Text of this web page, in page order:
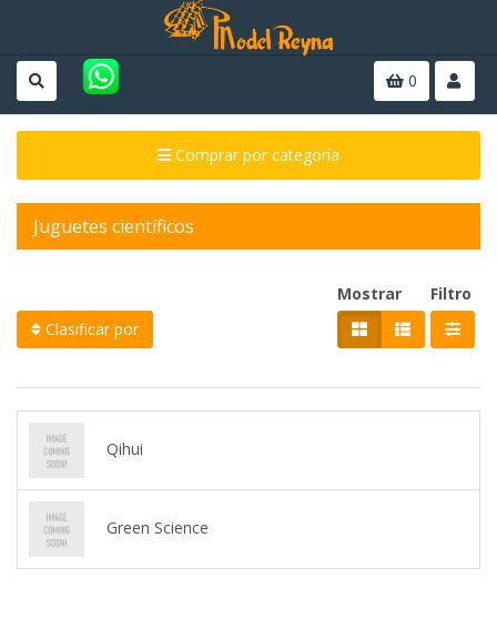
0
Comprar por categoría
Juguetes científicos
Clasificar por
Filtro
Mostrar
Qihui
Green Science